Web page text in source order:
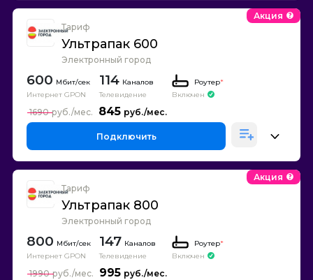
Тариф
Ультрапак 600
Электронный город
Акция
600
Интернет GPON
114 Каналов
Телевидение
Роутер*
Включен
845
1690
Подключить
Тариф
Ультрапак 800
Электронный город
Акция
800
Интернет GPON
147 Каналов
Телевидение
Роутер*
Включен
995
1990